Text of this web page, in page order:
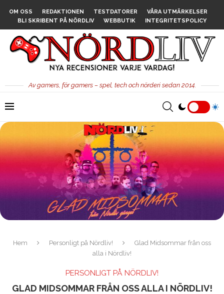
OM OSS REDAKTIONEN TESTDATORER
VÅRA UTMÄRKELSER
BLI SKRIBENT PÅ NÖRDLIV
WEBBUTIK INTEGRITETSPOLICY
Av gamers, för gamers – spel, tech och nörderi sedan 2014.
Hem Personligt på Nördliv!
Glad Midsommar från oss
alla i Nördliv!
PERSONLIGT PÅ NÖRDLIV!
GLAD MIDSOMMAR FRÅN OSS ALLA I NÖRDLIV!